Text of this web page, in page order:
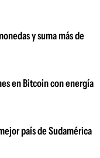
y suma más de
en Bitcoin con energía
país de Sudamérica